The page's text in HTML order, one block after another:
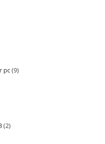
pc 9
2